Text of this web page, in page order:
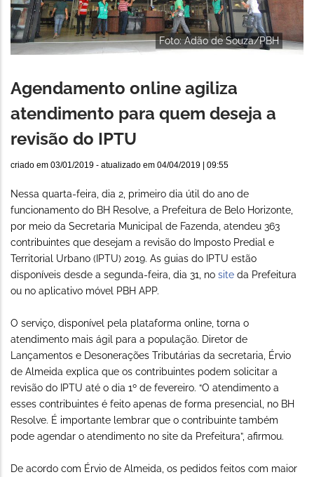
Foto: Adão de Souza/PBH
Agendamento online agiliza
atendimento para quem deseja a
revisão do IPTU
criado em 03/01/2019 - atualizado em 04/04/2019 | 09:55
Nessa quarta-feira, dia 2, primeiro dia útil do ano de
funcionamento do BH Resolve, a Prefeitura de Belo Horizonte,
por meio da Secretaria Municipal de Fazenda, atendeu 363
contribuintes que desejam a revisão do Imposto Predial e
Territorial Urbano (IPTU) 2019. As guias do IPTU estão
disponíveis desde a segunda-feira, dia 31, no site da Prefeitura
ou no aplicativo móvel PBH APP.
O serviço, disponível pela plataforma online, torna o
atendimento mais ágil para a população. Diretor de
Lançamentos e Desonerações Tributárias da secretaria, Érvio
de Almeida explica que os contribuintes podem solicitar a
revisão do IPTU até o dia 1º de fevereiro. “O atendimento a
esses contribuintes é feito apenas de forma presencial, no BH
Resolve. É importante lembrar que o contribuinte também
pode agendar o atendimento no site da Prefeitura”, afirmou.
De acordo com Érvio de Almeida, os pedidos feitos com maior